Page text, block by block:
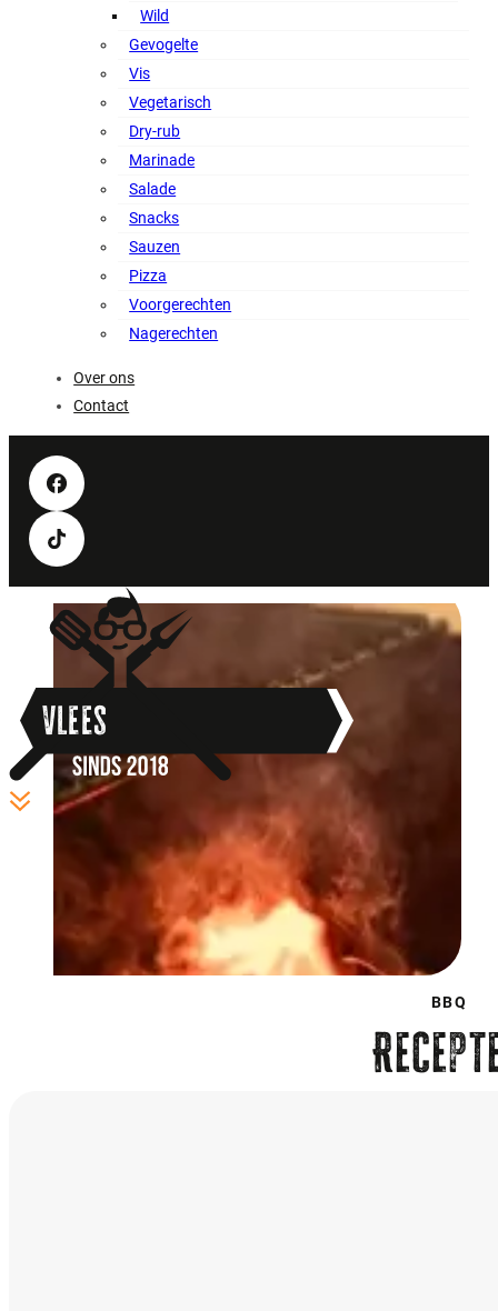
Wild
Gevogelte
Vis
Vegetarisch
Dry-rub
Marinade
Salade
Snacks
Sauzen
Pizza
Voorgerechten
Nagerechten
Over ons
Contact
Vlees
BBQ